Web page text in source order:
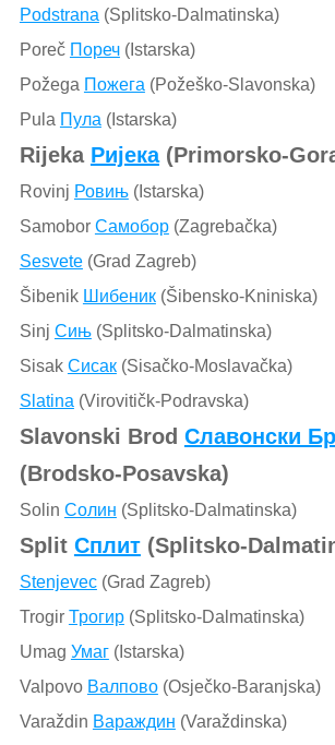
Podstrana (Splitsko-Dalmatinska)
Poreč Пореч(Istarska)
Požega Пожега (Požeško-Slavonska)
Pula Пула (Istarska)
Rijeka Ријека(Primorsko-
Rovinj Ровињ(Istarska)
Samobor Самобор(Zagrebačka)
Sesvete(Grad Zagreb)
Šibenik Шибеник(Šibensko-Kniniska)
Sinj Сињ(Splitsko-Dalmatinska)
Sisak Сисак(Sisačko-Moslavačka)
Slatina (Virovitičk-Podravska)
Slavonski Brod Славонски
(Brodsko-Posavska)
Solin Солин (Splitsko-Dalmatinska)
Split Сплит(Splitsko-
Stenjevec(Grad Zagreb)
Trogir Трогир(Splitsko-Dalmatinska)
Umag Умаг(Istarska)
Valpovo Валпово(Osječko-Baranjska)
Varaždin Вараждин (Varaždinska)